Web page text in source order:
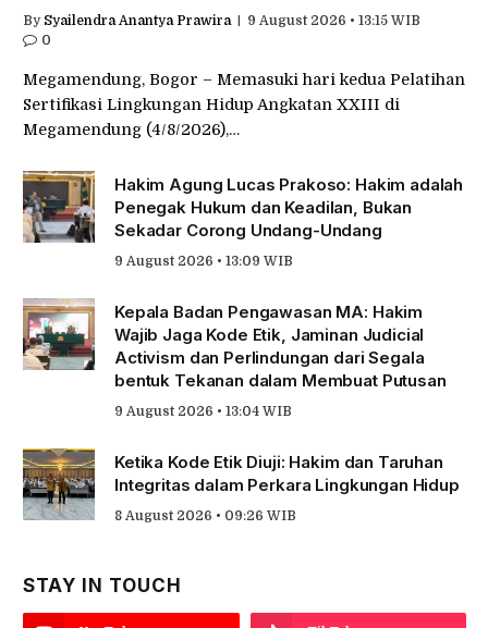
By Syailendra Anantya Prawira
9 August 2026 • 13:15 WIB
0
Megamendung, Bogor – Memasuki hari kedua Pelatihan
Sertifikasi Lingkungan Hidup Angkatan XXIII di
Megamendung (4/8/2026),…
Hakim Agung Lucas Prakoso: Hakim adalah
Penegak Hukum dan Keadilan, Bukan
Sekadar Corong Undang-Undang
9 August 2026 • 13:09 WIB
Kepala Badan Pengawasan MA: Hakim
Wajib Jaga Kode Etik, Jaminan Judicial
Activism dan Perlindungan dari Segala
bentuk Tekanan dalam Membuat Putusan
9 August 2026 • 13:04 WIB
Ketika Kode Etik Diuji: Hakim dan Taruhan
Integritas dalam Perkara Lingkungan Hidup
8 August 2026 • 09:26 WIB
STAY IN TOUCH